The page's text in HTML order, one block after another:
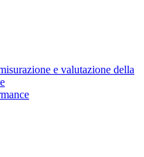
e valutazione della